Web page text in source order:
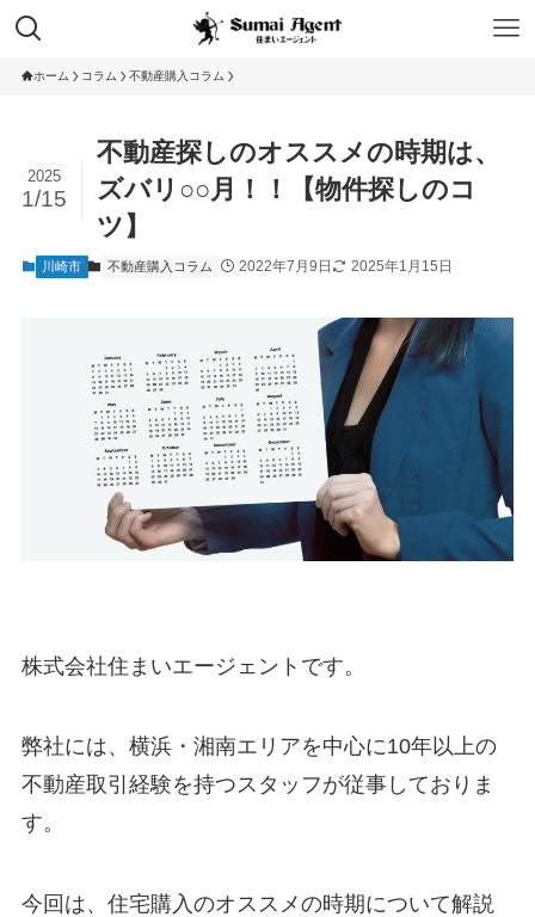
ホーム コラム 不動産購入コラム
不動産探しのオススメの時期は、
ズバリ○○月！！【物件探しのコ
ツ】
2025
1/15
川崎市 不動産購入コラム 2022年7月9日 2025年1月15日
株式会社住まいエージェントです。
弊社には、横浜・湘南エリアを中心に10年以上の
不動産取引経験を持つスタッフが従事しておりま
す。
今回は、住宅購入のオススメの時期について解説